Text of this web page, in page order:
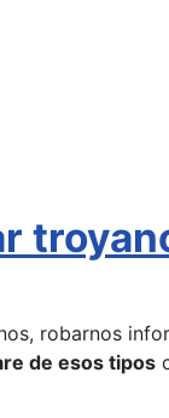
robarnos
de esos tipos